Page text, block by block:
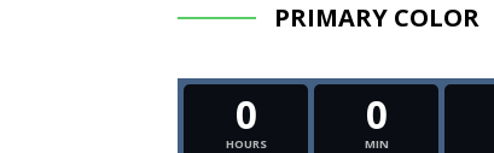
PRIMARY COLOR
0
HOURS
0
MIN